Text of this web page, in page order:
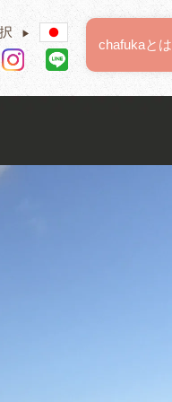
▶
chafukaとは